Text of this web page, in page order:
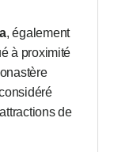
, également
à proximité
de